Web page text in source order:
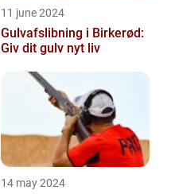
11 june 2024
Gulvafslibning i Birkerød:
Giv dit gulv nyt liv
14 may 2024